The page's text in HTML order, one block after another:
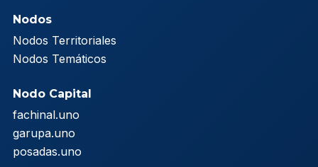
Nodos
Nodos Territoriales
Nodos Temáticos
Nodo Capital
fachinal.uno
garupa.uno
posadas.uno